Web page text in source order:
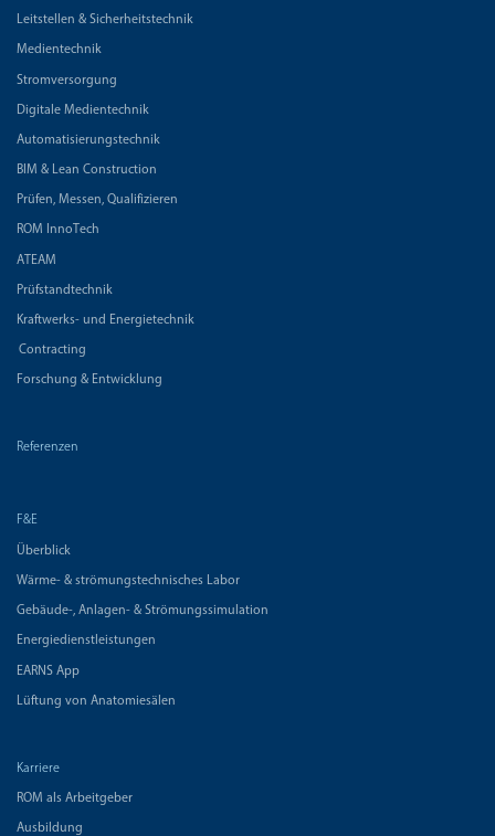
Leitstellen & Sicherheitstechnik
Medientechnik
Stromversorgung
Digitale Medientechnik
Automatisierungstechnik
BIM & Lean Construction
Prüfen, Messen, Qualifizieren
ROM InnoTech
ATEAM
Prüfstandtechnik
Kraftwerks- und Energietechnik
Contracting
Forschung & Entwicklung
Referenzen
F&E
Überblick
Wärme- & strömungstechnisches Labor
Gebäude-, Anlagen- & Strömungssimulation
Energiedienstleistungen
EARNS App
Lüftung von Anatomiesälen
Karriere
ROM als Arbeitgeber
Ausbildung